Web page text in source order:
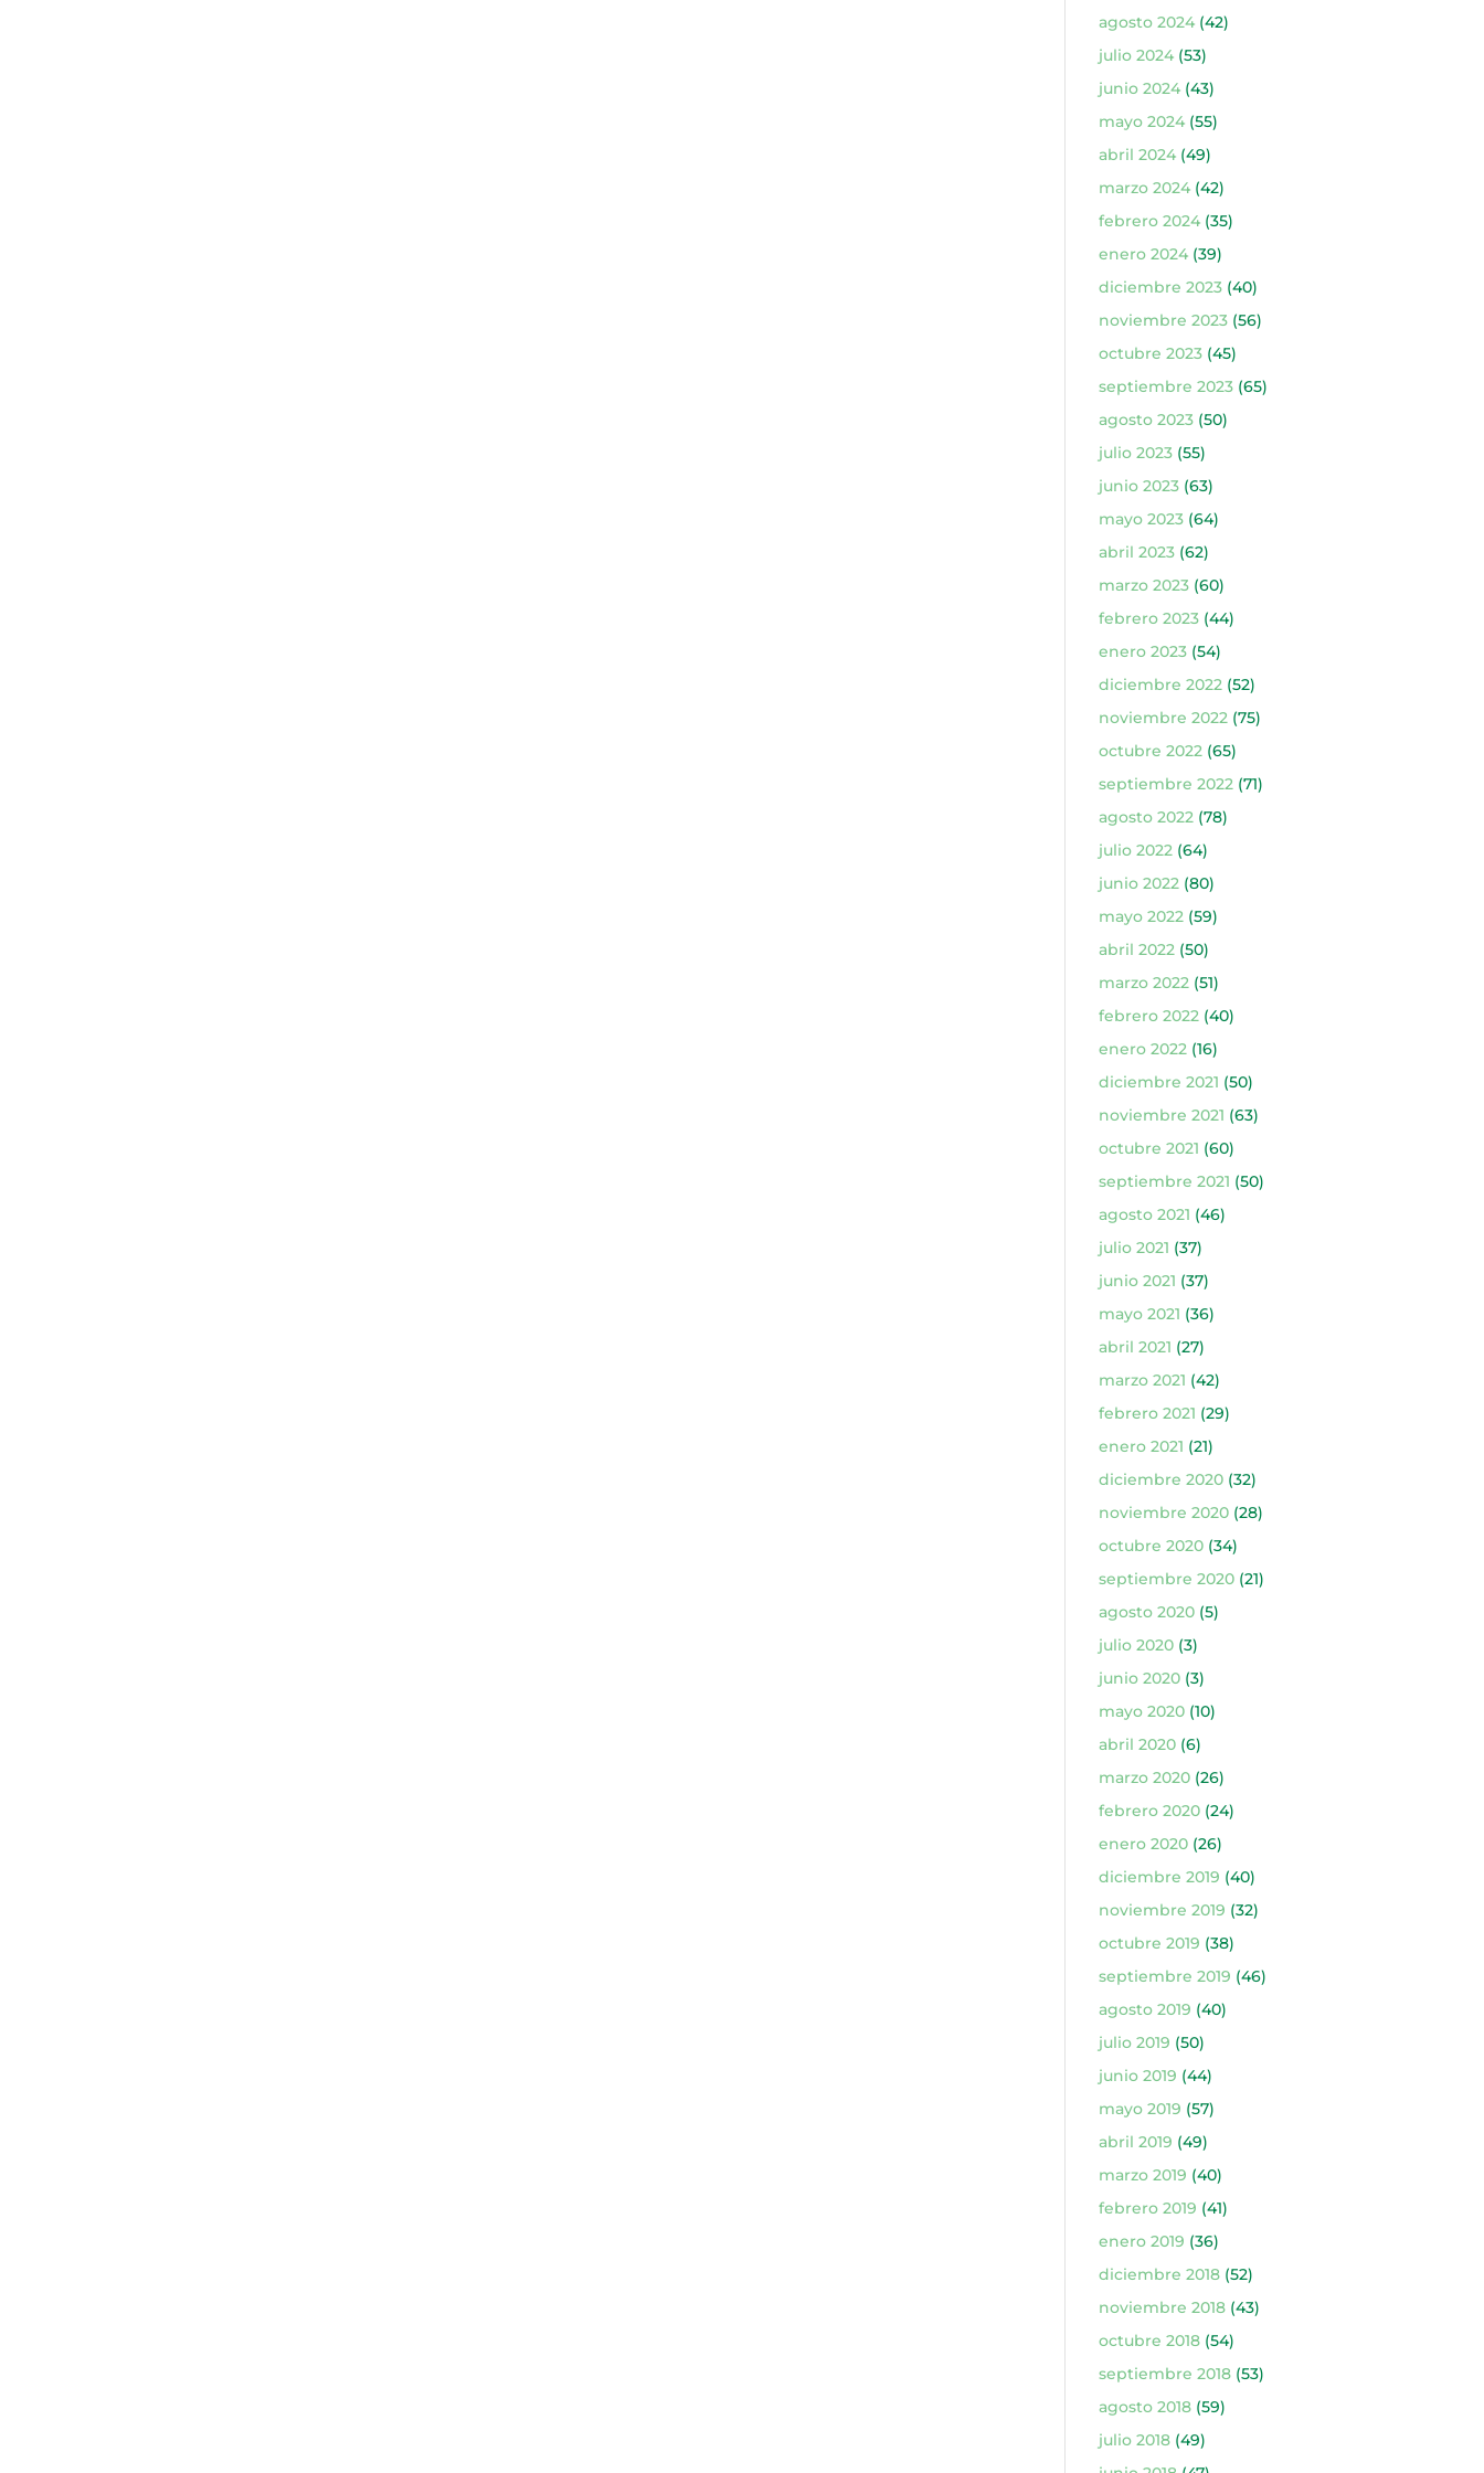
agosto 2024(42)
julio 2024(53)
junio 2024(43)
mayo 2024(55)
abril 2024(49)
marzo 2024(42)
febrero 2024(35)
enero 2024(39)
diciembre 2023(40)
noviembre 2023(56)
octubre 2023(45)
septiembre 2023(65)
agosto 2023(50)
julio 2023(55)
junio 2023(63)
mayo 2023(64)
abril 2023(62)
marzo 2023(60)
febrero 2023(44)
enero 2023(54)
diciembre 2022(52)
noviembre 2022(75)
octubre 2022(65)
septiembre 2022(71)
agosto 2022(78)
julio 2022(64)
junio 2022(80)
mayo 2022(59)
abril 2022(50)
marzo 2022(51)
febrero 2022(40)
enero 2022(16)
diciembre 2021 (50)
noviembre 2021 (63)
octubre 2021 (60)
septiembre 2021 (50)
agosto 2021 (46)
julio 2021 (37)
junio 2021 (37)
mayo 2021 (36)
abril 2021 (27)
marzo 2021 (42)
febrero 2021 (29)
enero 2021 (21)
diciembre 2020(32)
noviembre 2020(28)
octubre 2020(34)
septiembre 2020(21)
agosto 2020(5)
julio 2020(3)
junio 2020(3)
mayo 2020(10)
abril 2020(6)
marzo 2020(26)
febrero 2020(24)
enero 2020(26)
diciembre 2019 (40)
noviembre 2019 (32)
octubre 2019 (38)
septiembre 2019 (46)
agosto 2019 (40)
julio 2019 (50)
junio 2019 (44)
mayo 2019 (57)
abril 2019 (49)
marzo 2019 (40)
febrero 2019 (41)
enero 2019 (36)
diciembre 2018(52)
noviembre 2018(43)
octubre 2018(54)
septiembre 2018(53)
agosto 2018(59)
julio 2018(49)